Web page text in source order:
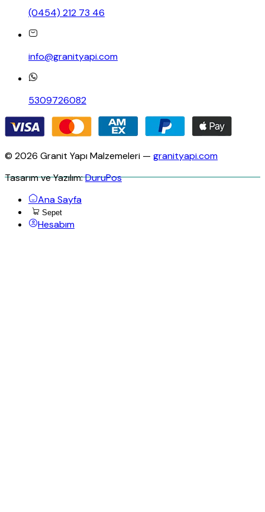
(0454) 212 73 46
info@granityapi.com
5309726082
© 2026 Granit Yapı Malzemeleri — granityapi.com
Tasarım ve Yazılım:DuruPos
Ana Sayfa
Sepet
Hesabım